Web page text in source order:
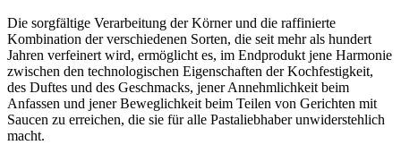
Die sorgfältige Verarbeitung der Körner und die raffinierte
Kombination der verschiedenen Sorten, die seit mehr als hundert
Jahren verfeinert wird, ermöglicht es, im Endprodukt jene Harmonie
zwischen den technologischen Eigenschaften der Kochfestigkeit,
des Duftes und des Geschmacks, jener Annehmlichkeit beim
Anfassen und jener Beweglichkeit beim Teilen von Gerichten mit
Saucen zu erreichen, die sie für alle Pastaliebhaber unwiderstehlich
macht.